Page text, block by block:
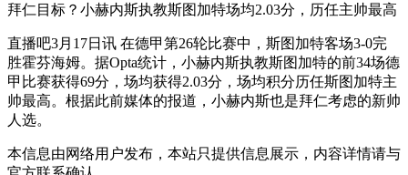
拜仁目标？小赫内斯执教斯图加特场均2.03分，历任主帅最高
直播吧3月17日讯 在德甲第26轮比赛中，斯图加特客场3-0完
胜霍芬海姆。据Opta统计，小赫内斯执教斯图加特的前34场德
甲比赛获得69分，场均获得2.03分，场均积分历任斯图加特主
帅最高。根据此前媒体的报道，小赫内斯也是拜仁考虑的新帅
人选。
本信息由网络用户发布， 本站只提供信息展示，内容详情请与